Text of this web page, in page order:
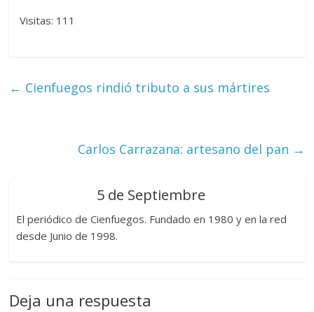
Visitas: 111
← Cienfuegos rindió tributo a sus mártires
Carlos Carrazana: artesano del pan →
5 de Septiembre
El periódico de Cienfuegos. Fundado en 1980 y en la red
desde Junio de 1998.
Deja una respuesta